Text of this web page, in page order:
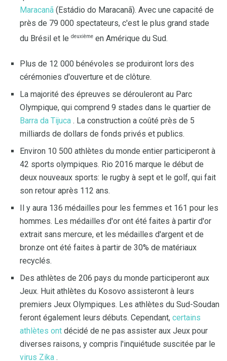
Maracanã (Estádio do Maracanã). Avec une capacité de
près de 79 000 spectateurs, c'est le plus grand stade
du Brésil et le deuxième en Amérique du Sud.
Plus de 12 000 bénévoles se produiront lors des
cérémonies d'ouverture et de clôture.
La majorité des épreuves se dérouleront au Parc
Olympique, qui comprend 9 stades dans le quartier de
Barra da Tijuca . La construction a coûté près de 5
milliards de dollars de fonds privés et publics.
Environ 10 500 athlètes du monde entier participeront à
42 sports olympiques. Rio 2016 marque le début de
deux nouveaux sports: le rugby à sept et le golf, qui fait
son retour après 112 ans.
Il y aura 136 médailles pour les femmes et 161 pour les
hommes. Les médailles d'or ont été faites à partir d'or
extrait sans mercure, et les médailles d'argent et de
bronze ont été faites à partir de 30% de matériaux
recyclés.
Des athlètes de 206 pays du monde participeront aux
Jeux. Huit athlètes du Kosovo assisteront à leurs
premiers Jeux Olympiques. Les athlètes du Sud-Soudan
feront également leurs débuts. Cependant, certains
athlètes ont décidé de ne pas assister aux Jeux pour
diverses raisons, y compris l'inquiétude suscitée par le
virus Zika .